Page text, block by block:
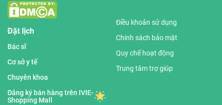
Đặt lịch
Bác sĩ
Cơ sở y tế
Chuyên khoa
Đăng ký bán hàng trên IVIE-
Shopping Mall
Điều khoản sử dụng
Chính sách bảo mật
Quy chế hoạt động
Trung tâm trợ giúp